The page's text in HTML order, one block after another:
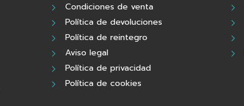
Condiciones de venta
Política de devoluciones
Política de reintegro
Aviso legal
Política de privacidad
Política de cookies